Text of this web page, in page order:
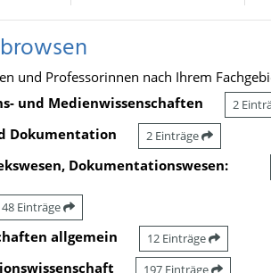
und Professorinnen nach Ihrem
und Medienwissenschaften
2
Dokumentation 2 Einträge
Dokumentationswesen:
48 Einträge
allgemein 12 Einträge
197 Einträge